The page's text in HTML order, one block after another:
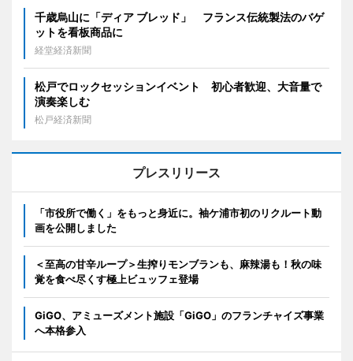
千歳烏山に「ディア ブレッド」 フランス伝統製法のバゲ
ットを看板商品に
経堂経済新聞
松戸でロックセッションイベント 初心者歓迎、大音量で
演奏楽しむ
松戸経済新聞
プレスリリース
「市役所で働く」をもっと身近に。袖ケ浦市初のリクルート動
画を公開しました
＜至高の甘辛ループ＞生搾りモンブランも、麻辣湯も！秋の味
覚を食べ尽くす極上ビュッフェ登場
GiGO、アミューズメント施設「GiGO」のフランチャイズ事業
へ本格参入